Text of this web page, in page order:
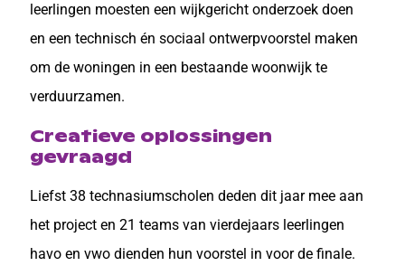
leerlingen moesten een wijkgericht onderzoek doen
en een technisch én sociaal ontwerpvoorstel maken
om de woningen in een bestaande woonwijk te
verduurzamen.
Creatieve oplossingen
gevraagd
Liefst 38 technasiumscholen deden dit jaar mee aan
het project en 21 teams van vierdejaars leerlingen
havo en vwo dienden hun voorstel in voor de finale.